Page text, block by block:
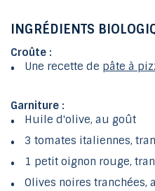
INGRÉDIENTS
Croûte :
Une recette de pâte à
Garniture :
Huile d'olive, au goût
3 tomates italiennes,
1 petit oignon rouge,
Olives noires tranchées,